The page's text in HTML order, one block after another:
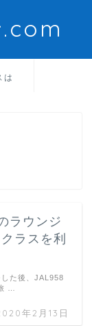
は
ラウンジ
ラスを利
年2月13日
た後、JAL958
…